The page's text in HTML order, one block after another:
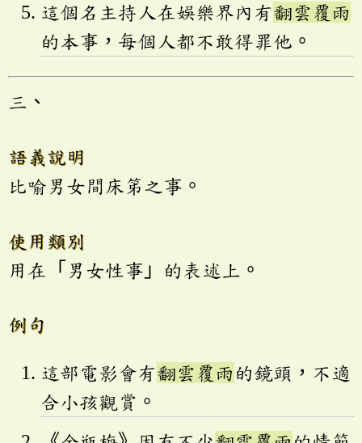
這個名主持人在娛樂界內有翻雲覆雨
的本事，每個人都不敢得罪他。
三、
語義說明
比喻男女間床笫之事。
使用類別
用在「男女性事」的表述上。
例句
這部電影會有翻雲覆雨 的鏡頭，不適
合小孩觀賞。